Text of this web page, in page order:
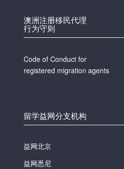
澳洲注册移民代理
行为守则
Code of Conduct for
registered migration agents
留学益网分支机构
益网北京
益网悉尼